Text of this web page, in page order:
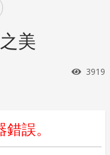
美
瀏覽
3919